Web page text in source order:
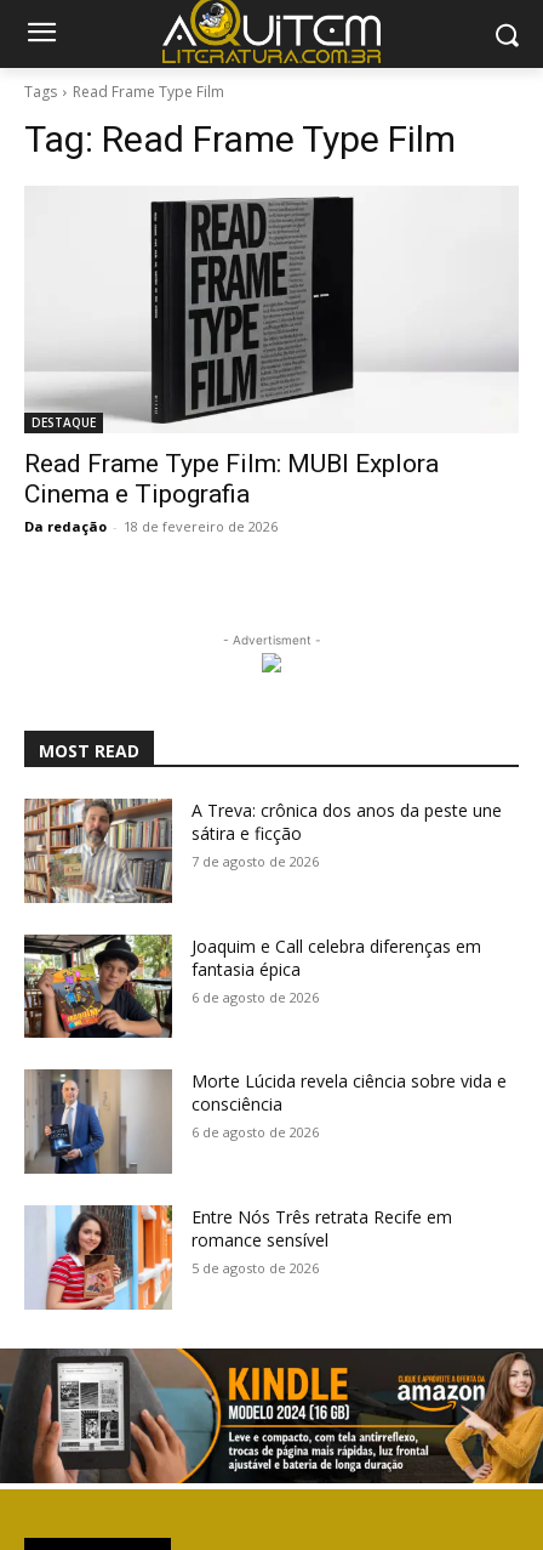
Tags Read Frame Type Film
Tag: Read Frame Type Film
DESTAQUE
Read Frame Type Film: MUBI Explora
Cinema e Tipografia
Da redação - 18 de fevereiro de 2026
- Advertisment -
MOST READ
A Treva: crônica dos anos da peste une
sátira e ficção
7 de agosto de 2026
Joaquim e Call celebra diferenças em
fantasia épica
6 de agosto de 2026
Morte Lúcida revela ciência sobre vida e
consciência
6 de agosto de 2026
Entre Nós Três retrata Recife em
romance sensível
5 de agosto de 2026